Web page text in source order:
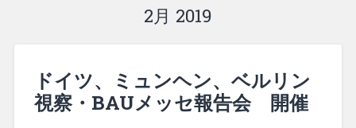
2月 2019
ドイツ、ミュンヘン、ベルリン
視察・BAUメッセ報告会 開催